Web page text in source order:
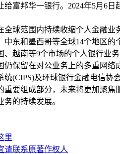
给富邦华一银行。2024年5月6
球范围内持续收缩个人金融业
东和墨西哥等全球14个地区的
越南等9个市场的个人银行业务
保留在对公业务上的多重网络
(CIPS)及环球银行金融电信协
重要组成部分，未来将更加聚焦
的持续发展。
里
请联系原著作权人